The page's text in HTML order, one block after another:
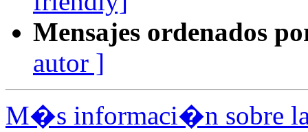
Mensajes ordenados
autor ]
M�s informaci�n sobre